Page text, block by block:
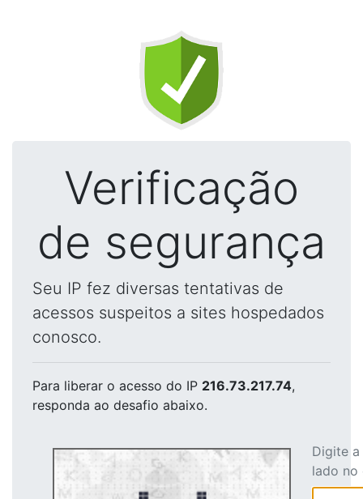
Verificação
de segurança
Seu IP fez diversas tentativas de
acessos suspeitos a sites hospedados
conosco.
Para liberar o acesso do IP 216.73.217.74,
responda ao desafio abaixo.
Digite
lado no